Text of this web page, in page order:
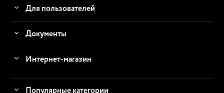
Для пользователей
Документы
Интернет-магазин
Популярные категории